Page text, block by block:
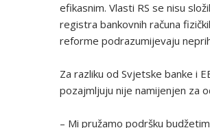
efikasnim. Vlasti RS se nisu
registra bankovnih računa
reforme podrazumijevaju
Za razliku od Svjetske banke i
pozajmljuju nije namijenjen za
– Mi pružamo podršku